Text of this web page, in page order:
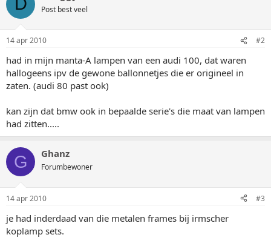
Post best veel
14 apr 2010 #2
had in mijn manta-A lampen van een audi 100, dat waren
hallogeens ipv de gewone ballonnetjes die er origineel in
zaten. (audi 80 past ook)
kan zijn dat bmw ook in bepaalde serie's die maat van lampen
had zitten.....
G Ghanz
Forumbewoner
14 apr 2010 #3
je had inderdaad van die metalen frames bij irmscher
koplamp sets.